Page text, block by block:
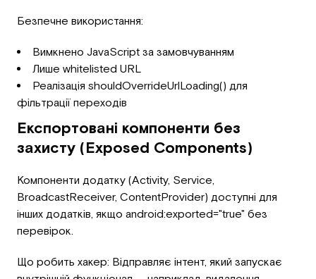
Безпечне використання:
Вимкнено JavaScript за замовчуванням
Лише whitelisted URL
Реалізація shouldOverrideUrlLoading() для
фільтрації переходів
Експортовані компоненти без
захисту (Exposed Components)
Компоненти додатку (Activity, Service,
BroadcastReceiver, ContentProvider) доступні для
інших додатків, якщо android:exported="true" без
перевірок.
Що робить хакер: Відправляє інтент, який запускає